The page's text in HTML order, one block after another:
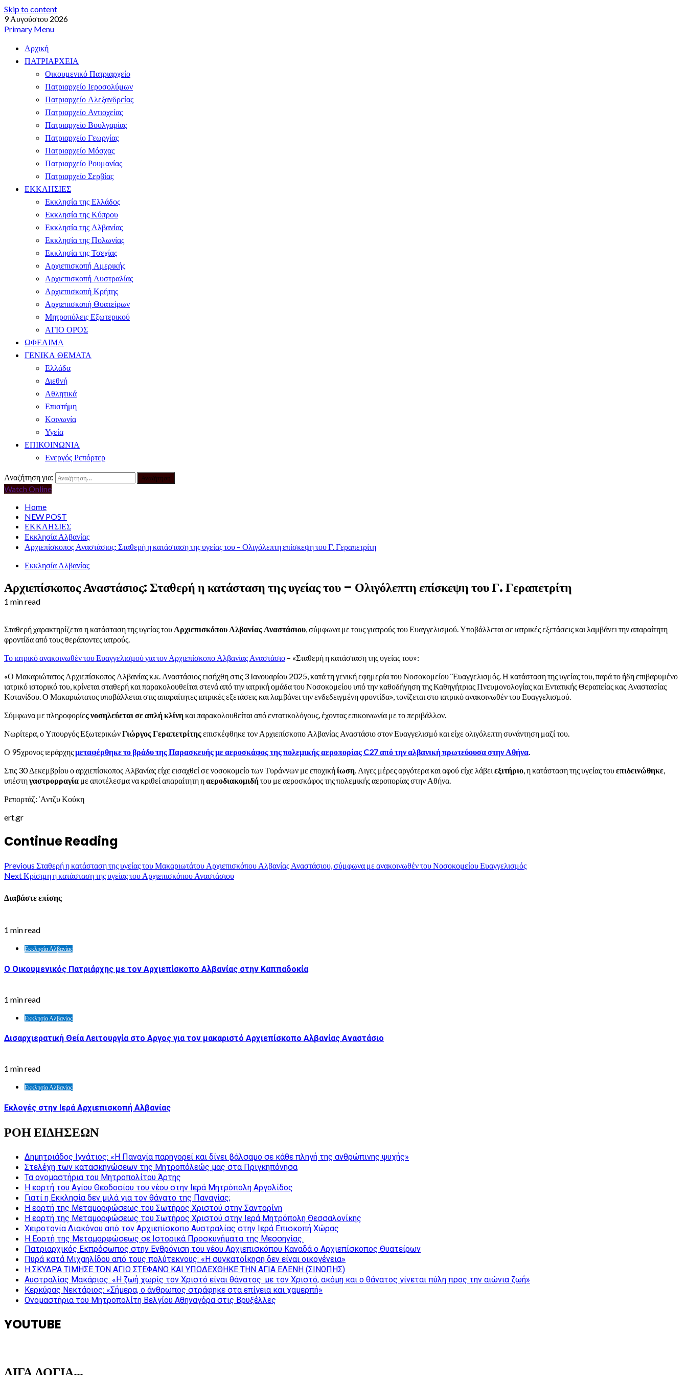
Skip to content
9 Αυγούστου 2026
Primary Menu
Αρχική
ΠΑΤΡΙΑΡΧΕΙΑ
Οικουμενικό Πατριαρχείο
Πατριαρχείο Ιεροσολύμων
Πατριαρχείο Αλεξανδρείας
Πατριαρχείο Αντιοχείας
Πατριαρχείο Βουλγαρίας
Πατριαρχείο Γεωργίας
Πατριαρχείο Μόσχας
Πατριαρχείο Ρουμανίας
Πατριαρχείο Σερβίας
ΕΚΚΛΗΣΙΕΣ
Εκκλησία της Ελλάδος
Εκκλησία της Κύπρου
Εκκλησία της Αλβανίας
Εκκλησία της Πολωνίας
Εκκλησία της Τσεχίας
Αρχιεπισκοπή Αμερικής
Αρχιεπισκοπή Αυστραλίας
Αρχιεπισκοπή Κρήτης
Αρχιεπισκοπή Θυατείρων
Μητροπόλεις Εξωτερικού
ΑΓΙΟ ΟΡΟΣ
ΩΦΕΛΙΜΑ
ΓΕΝΙΚΑ ΘΕΜΑΤΑ
Ελλάδα
Διεθνή
Αθλητικά
Επιστήμη
Κοινωνία
Υγεία
ΕΠΙΚΟΙΝΩΝΙΑ
Ενεργός Ρεπόρτερ
Αναζήτηση για:
Watch Online
Home
NEW POST
ΕΚΚΛΗΣΙΕΣ
Εκκλησία Αλβανίας
Αρχιεπίσκοπος Αναστάσιος: Σταθερή η κατάσταση της υγείας του – Ολιγόλεπτη επίσκεψη του Γ. Γεραπετρίτη
Εκκλησία Αλβανίας
Αρχιεπίσκοπος Αναστάσιος: Σταθερή η κατάσταση της υγείας του – Ολιγόλεπτη επίσκεψη του Γ. Γεραπετρίτη
1 min read
Σταθερή χαρακτηρίζεται η κατάσταση της υγείας του Αρχιεπισκόπου Αλβανίας Αναστάσιου, σύμφωνα με τους γιατρούς του Ευαγγελισμού. Υποβάλλεται σε ιατρικές εξετάσεις και λαμβάνει την απαραίτητη
φροντίδα από τους θεράποντες ιατρούς.
Το ιατρικό ανακοινωθέν του Ευαγγελισμού για τον Αρχιεπίσκοπο Αλβανίας Αναστάσιο – «Σταθερή η κατάσταση της υγείας του»:
«Ο Μακαριώτατος Αρχιεπίσκοπος Αλβανίας κ.κ. Αναστάσιος εισήχθη στις 3 Ιανουαρίου 2025, κατά τη γενική εφημερία του Νοσοκομείου ¨Ευαγγελισμός. Η κατάσταση της υγείας του, παρά το ήδη επιβαρυμένο
ιατρικό ιστορικό του, κρίνεται σταθερή και παρακολουθείται στενά από την ιατρική ομάδα του Νοσοκομείου υπό την καθοδήγηση της Καθηγήτριας Πνευμονολογίας και Εντατικής Θεραπείας κας Αναστασίας
Κοτανίδου. Ο Μακαριώτατος υποβάλλεται στις απαραίτητες ιατρικές εξετάσεις και λαμβάνει την ενδεδειγμένη φροντίδα», τονίζεται στο ιατρικό ανακοινωθέν του Ευαγγελισμού.
Σύμφωνα με πληροφορίες νοσηλεύεται σε απλή κλίνηκαι παρακολουθείται από εντατικολόγους, έχοντας επικοινωνία με το περιβάλλον.
Νωρίτερα, ο Υπουργός ΕξωτερικώνΓιώργος Γεραπετρίτηςεπισκέφθηκε τον Αρχιεπίσκοπο Αλβανίας Αναστάσιο στον Ευαγγελισμό και είχε ολιγόλεπτη συνάντηση μαζί του.
Ο 95χρονος ιεράρχηςμεταφέρθηκε το βράδυ της Παρασκευής με αεροσκάφος της πολεμικής αεροπορίας C27 από την αλβανική πρωτεύουσα στην Αθήνα.
Στις 30 Δεκεμβρίου ο αρχιεπίσκοπος Αλβανίας είχε εισαχθεί σε νοσοκομείο των Τυράννων με εποχικήίωση. Λιγες μέρες αργότερα και αφού είχε λάβει εξιτήριο, η κατάσταση της υγείας τουεπιδεινώθηκε,
υπέστηγαστρορραγία με αποτέλεσμα να κριθεί απαραίτητη ηαεροδιακομιδήτου με αεροσκάφος της πολεμικής αεροπορίας στην Αθήνα.
Ρεπορτάζ: ‘Αντζυ Κούκη
ert.gr
Continue Reading
Previous Σταθερή η κατάσταση της υγείας του Μακαριωτάτου Αρχιεπισκόπου Αλβανίας Αναστάσιου, σύμφωνα με ανακοινωθέν του Νοσοκομείου Ευαγγελισμός
NextΚρίσιμη η κατάσταση της υγείας του Αρχιεπισκόπου Αναστάσιου
Διαβάστε επίσης
1 min read
Εκκλησία Αλβανίας
Ο Οικουμενικός Πατριάρχης με τον Αρχιεπίσκοπο Αλβανίας στην Καππαδοκία
1 min read
Εκκλησία Αλβανίας
Δισαρχιερατική Θεία Λειτουργία στο Αργος για τον μακαριστό Αρχιεπίσκοπο Αλβανίας Αναστάσιο
1 min read
Εκκλησία Αλβανίας
Εκλογές στην Ιερά Αρχιεπισκοπή Αλβανίας
ΡΟΗ ΕΙΔΗΣΕΩΝ
Δημητριάδος Ιγνάτιος: «Η Παναγία παρηγορεί και δίνει βάλσαμο σε κάθε πληγή της ανθρώπινης ψυχής»
Στελέχη των κατασκηνώσεων της Μητροπόλεώς μας στα Πριγκηπόνησα
Τα ονομαστήρια του Μητροπολίτου Άρτης
Η εορτή του Αγίου Θεοδοσίου του νέου στην Ιερά Μητρόπολη Αργολίδος
Γιατί η Εκκλησία δεν μιλά για τον θάνατο της Παναγίας;
Η εορτή της Μεταμορφώσεως του Σωτήρος Χριστού στην Σαντορίνη
Η εορτή της Μεταμορφώσεως του Σωτήρος Χριστού στην Ιερά Μητρόπολη Θεσσαλονίκης
Χειροτονία Διακόνου από τον Αρχιεπίσκοπο Αυστραλίας στην Ιερά Επισκοπή Χώρας
Η Εορτή της Μεταμορφώσεως σε Ιστορικά Προσκυνήματα της Μεσσηνίας.
Πατριαρχικός Εκπρόσωπος στην Ενθρόνιση του νέου Αρχιεπισκόπου Καναδά ο Αρχιεπίσκοπος Θυατείρων
Πυρά κατά Μιχαηλίδου από τους πολύτεκνους: «Η συγκατοίκηση δεν είναι οικογένεια»
Η ΣΚΥΔΡΑ ΤΙΜΗΣΕ ΤΟΝ ΑΓΙΟ ΣΤΕΦΑΝΟ ΚΑΙ ΥΠΟΔΕΧΘΗΚΕ ΤΗΝ ΑΓΙΑ ΕΛΕΝΗ (ΣΙΝΩΠΗΣ)
Αυστραλίας Μακάριος: «Η ζωή χωρίς τον Χριστό είναι θάνατος· με τον Χριστό, ακόμη και ο θάνατος γίνεται πύλη προς την αιώνια ζωή»
Κερκύρας Νεκτάριος: «Σήμερα, ο άνθρωπος στράφηκε στα επίγεια και χαμερπή»
Ονομαστήρια του Μητροπολίτη Βελγίου Αθηναγόρα στις Βρυξέλλες
YOUTUBE